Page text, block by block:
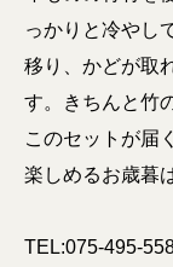
っかりと冷やし
移り、かどが取
す。きちんと竹
このセットが届
楽しめるお歳暮
TEL:075-495-